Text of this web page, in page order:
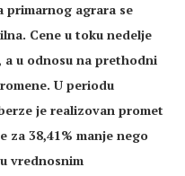
primarnog agrara se
Cene u toku nedelje
a u odnosu na prethodni
U periodu
je realizovan promet
za 38,41% manje nego
vrednosnim